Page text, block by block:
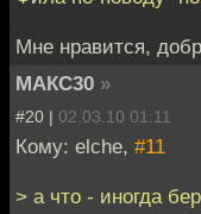
Мне нравится,
МАКС30 »
#20 | 02.03.10 01:11
Кому: elche, #11
> а что - иногда